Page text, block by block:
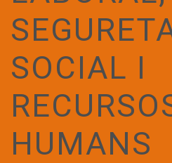
SOCIAL I
HUMANS